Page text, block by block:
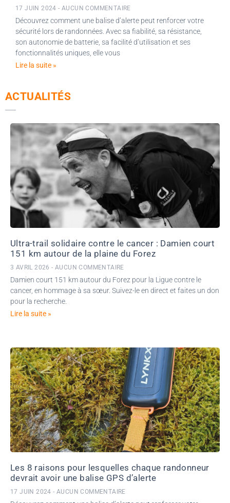
17 JUIN 2024 AUCUN COMMENTAIRE
Découvrez comment une balise d’alerte peut renforcer votre
sécurité lors de randonnées. Avec sa fiabilité, sa résistance,
son autonomie de batterie, sa facilité d’utilisation et ses
fonctionnalités uniques, elle vous
Lire la suite »
ACTUALITÉS
Ultra-trail solidaire contre le cancer : Damien court
151 km autour de la plaine du Forez
3 AVRIL 2026 AUCUN COMMENTAIRE
Damien court 151 km autour du Forez pour la Ligue contre le
cancer, en hommage à sa sœur. Suivez-le en direct et faites un don
pour la recherche.
Lire la suite »
Les 8 raisons pour lesquelles chaque randonneur
devrait avoir une balise GPS d’alerte
17 JUIN 2024 AUCUN COMMENTAIRE